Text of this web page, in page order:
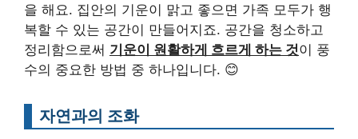
을 해요. 집안의 기운이 맑고 좋으면 가족 모두가 행
복할 수 있는 공간이 만들어지죠. 공간을 청소하고
정리함으로써 기운이 원활하게 흐르게 하는 것이 풍
수의 중요한 방법 중 하나입니다. 😊
자연과의 조화